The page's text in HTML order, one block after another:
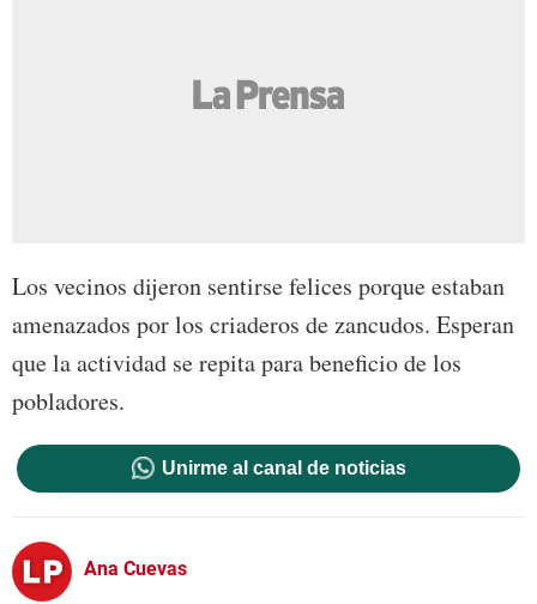
Los vecinos dijeron sentirse felices porque estaban
amenazados por los criaderos de zancudos. Esperan
que la actividad se repita para beneficio de los
pobladores.
Unirme al canal de noticias
Ana Cuevas